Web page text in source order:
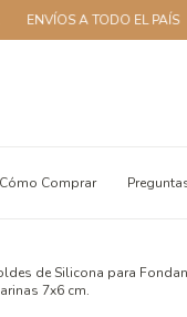
A TODO EL PAÍS 3
Cómo Comprar
de Silicona para
7x6 cm.